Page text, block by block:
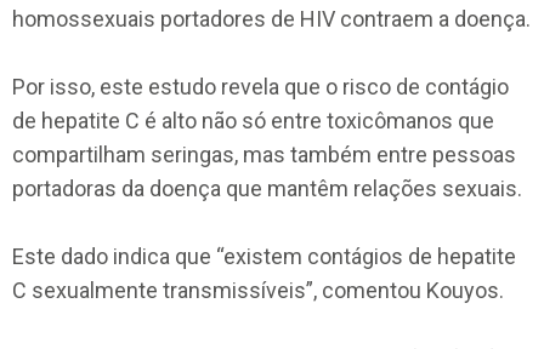
homossexuais portadores de HIV contraem a doença.
Por isso, este estudo revela que o risco de contágio
de hepatite C é alto não só entre toxicômanos que
compartilham seringas, mas também entre pessoas
portadoras da doença que mantêm relações sexuais.
Este dado indica que “existem contágios de hepatite
C sexualmente transmissíveis”, comentou Kouyos.